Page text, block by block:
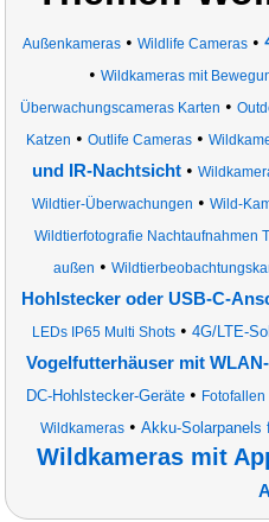
Außenkameras• Wildlife Cameras•
• Wildkameras mit
Überwachungscameras Karten •
Katzen • Outlife Cameras •
und IR-Nachtsicht•
Wildtier-Überwachungen • Wild-
Wildtierfotografie Nachtaufnahmen
außen •
Hohlstecker oder USB-C-
LEDs IP65 Multi Shots• 4G/LTE-
Vogelfutterhäuser mit
DC-Hohlstecker-Geräte• Fotofallen
Wildkameras• Akku-Solarpanels
Wildkameras mit